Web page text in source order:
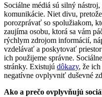
Sociálne médiá sú silný
komunikácie. Niet divu,
porozprávať so spolužiakom,
zaujíma osobu, ktorá sa vám
rýchlym zdrojom informácií,
vzdelávať a poskytovať
ich použijeme správne.
stránky. Existujú dôkazy, že
negatívne ovplyvniť duševné
Ako a prečo ovplyvňujú